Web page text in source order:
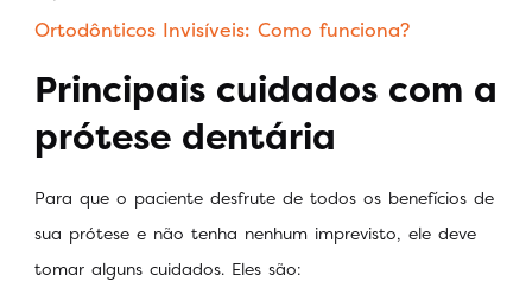
Ortodônticos Invisíveis: Como funciona?
Principais cuidados com a
prótese dentária
Para que o paciente desfrute de todos os benefícios de
sua prótese e não tenha nenhum imprevisto, ele deve
tomar alguns cuidados. Eles são: